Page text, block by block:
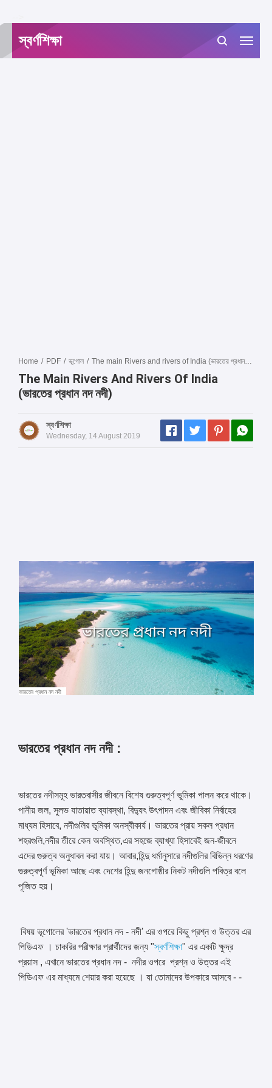
স্বর্ণশিক্ষা
Home / PDF / ভূগোল / The main Rivers and rivers of India (ভারতের প্রধান নদ নদী)
The Main Rivers And Rivers Of India
(ভারতের প্রধান নদ নদী)
স্বর্ণশিক্ষা
Wednesday, 14 August 2019
ভারতের প্রধান নদ নদী
ভারতের প্রধান নদ নদী :
ভারতের নদীসমূহ ভারতবাসীর জীবনে বিশেষ গুরুত্বপূর্ণ ভুমিকা পালন করে থাকে।
পানীয় জল, সুলভ যাতায়াত ব্যাবস্থা, বিদ্যুৎ উৎপাদন এবং জীবিকা নির্বাহের
মাধ্যম হিসাবে, নদীগুলির ভূমিকা অনস্বীকার্য। ভারতের প্রায় সকল প্রধান
শহরগুলি,নদীর তীরে কেন অবস্থিত,এর সহজে ব্যাখ্যা হিসাবেই জন-জীবনে
এদের গুরুত্ব অনুধাবন করা যায়। আবার,হিন্দু ধর্মানুসারে নদীগুলির বিভিন্ন ধরণের
গুরুত্বপূর্ণ ভূমিকা আছে এবং দেশের হিন্দু জনগোষ্ঠীর নিকট নদীগুলি পবিত্র বলে
পূজিত হয়।
বিষয় ভূগোলের 'ভারতের প্রধান নদ - নদী' এর ওপরে কিছু প্রশ্ন ও উত্তর এর
পিডিএফ । চাকরির পরীক্ষার প্রার্থীদের জন্য "স্বর্ণশিক্ষা" এর একটি ক্ষুদ্র
প্রয়াস , এখানে ভারতের প্রধান নদ - নদীর ওপরে প্রশ্ন ও উত্তর এই
পিডিএফ এর মাধ্যমে শেয়ার করা হয়েছে । যা তোমাদের উপকারে আসবে - -